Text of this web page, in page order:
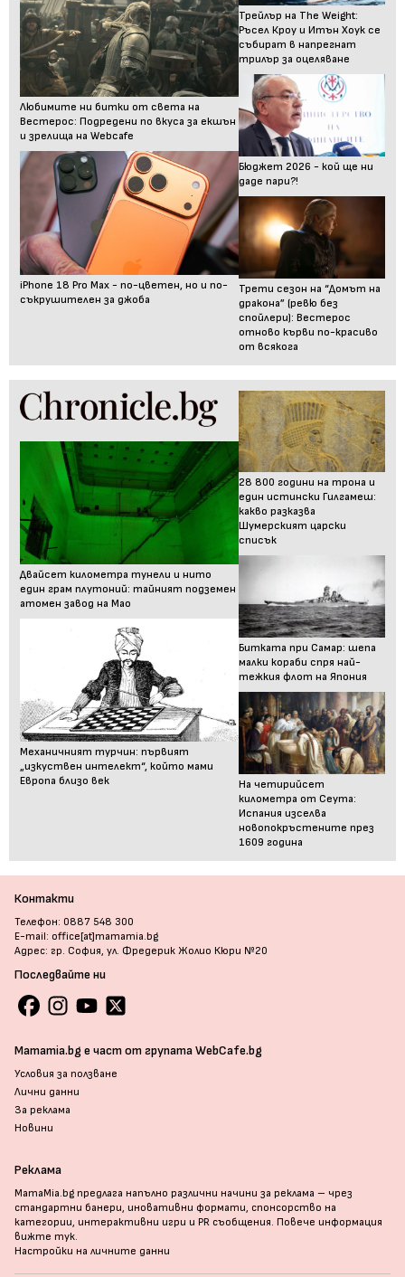
Любимите ни битки от света на
Вестерос: Подредени по вкуса за екшън
и зрелища на Webcafe
iPhone 18 Pro Max - по-цветен, но и по-
съкрушителен за джоба
Трейлър на The Weight:
Ръсел Кроу и Итън Хоук се
събират в напрегнат
трилър за оцеляване
Бюджет 2026 - кой ще ни
даде пари?!
Трети сезон на “Домът на
дракона” (ревю без
спойлери): Вестерос
отново кърви по-красиво
от всякога
Двайсет километра тунели и нито
един грам плутоний: тайният подземен
атомен завод на Мао
Механичният турчин: първият
„изкуствен интелект“, който мами
Европа близо век
28 800 години на трона и
един истински Гилгамеш:
какво разказва
Шумерският царски
списък
Битката при Самар: шепа
малки кораби спря най-
тежкия флот на Япония
На четирийсет
километра от Сеута:
Испания изселва
новопокръстените през
1609 година
Контакти
Телефон: 0887 548 300
E-mail: office[at]mamamia.bg
Адрес: гр. София, ул. Фредерик Жолио Кюри №20
Последвайте ни
Mamamia.bg е част от групата WebCafe.bg
Условия за ползване
Лични данни
За реклама
Новини
Реклама
MamaMia.bg предлага напълно различни начини за реклама – чрез
стандартни банери, иновативни формати, спонсорство на
категории, интерактивни игри и PR съобщения. Повече информация
вижте тук.
Настройки на личните данни